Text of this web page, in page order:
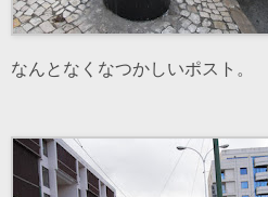
なんとなくなつかしいポスト。